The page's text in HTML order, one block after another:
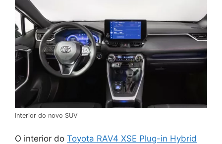
Interior do novo SUV
O interior do Toyota RAV4 XSE Plug-in Hybrid